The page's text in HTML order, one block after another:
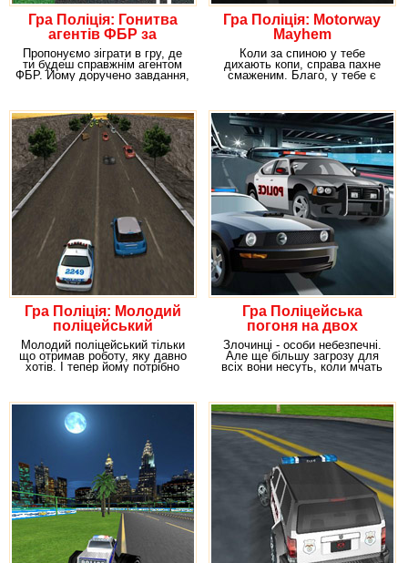
Гра Поліція: Гонитва
агентів ФБР за
злочинцями
Пропонуємо зіграти в гру, де
ти будеш справжнім агентом
ФБР. Йому доручено завдання,
Гра Поліція: Motorway
Mayhem
Коли за спиною у тебе
дихають копи, справа пахне
смаженим. Благо, у тебе є
Гра Поліція: Молодий
поліцейський
Молодий поліцейський тільки
що отримав роботу, яку давно
хотів. І тепер йому потрібно
Гра Поліцейська
погоня на двох
машинах за
злочинцями
Злочинці - особи небезпечні.
Але ще більшу загрозу для
всіх вони несуть, коли мчать